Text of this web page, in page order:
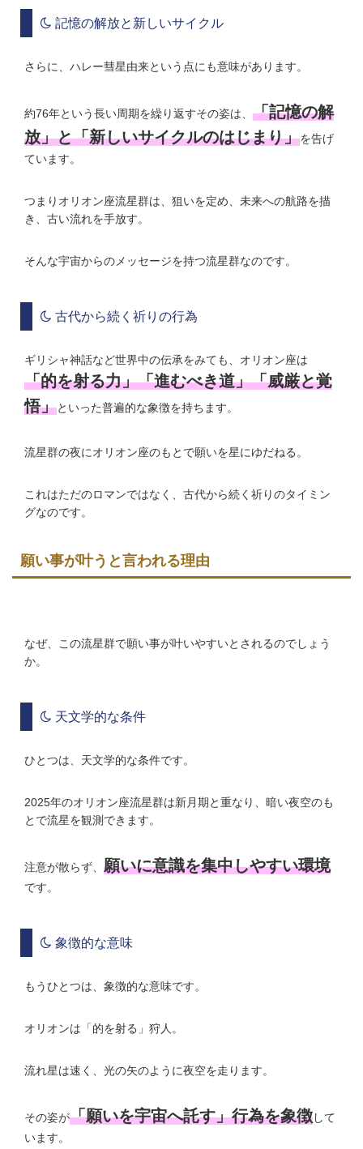
記憶の解放と新しいサイクル
さらに、ハレー彗星由来という点にも意味があります。
約76年という長い周期を繰り返すその姿は、 「記憶の解
放」と「新しいサイクルのはじまり」を告げ
ています。
つまりオリオン座流星群は、狙いを定め、未来への航路を描
き、古い流れを手放す。
そんな宇宙からのメッセージを持つ流星群なのです。
古代から続く祈りの行為
ギリシャ神話など世界中の伝承をみても、オリオン座は
「的を射る力」「進むべき道」「威厳と覚
悟」といった普遍的な象徴を持ちます。
流星群の夜にオリオン座のもとで願いを星にゆだねる。
これはただのロマンではなく、古代から続く祈りのタイミン
グなのです。
願い事が叶うと言われる理由
なぜ、この流星群で願い事が叶いやすいとされるのでしょう
か。
天文学的な条件
ひとつは、天文学的な条件です。
2025年のオリオン座流星群は新月期と重なり、暗い夜空のも
とで流星を観測できます。
注意が散らず、 願いに意識を集中しやすい環境
です。
象徴的な意味
もうひとつは、象徴的な意味です。
オリオンは「的を射る」狩人。
流れ星は速く、光の矢のように夜空を走ります。
その姿が「願いを宇宙へ託す」行為を象徴して
います。